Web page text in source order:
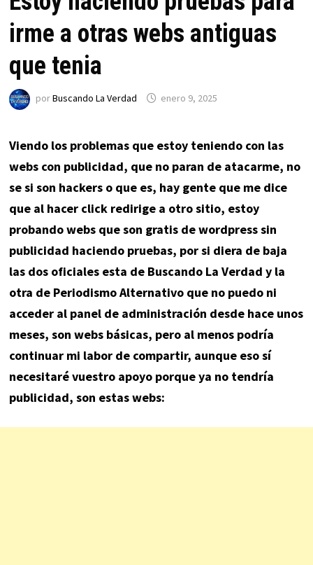
irme a otras webs antiguas
que tenia
porBuscando La Verdad enero 9, 2025
Viendo los problemas que estoy teniendo con las
webs con publicidad, que no paran de atacarme, no
se si son hackers o que es, hay gente que me dice
que al hacer click redirige a otro sitio, estoy
probando webs que son gratis de wordpress sin
publicidad haciendo pruebas, por si diera de baja
las dos oficiales esta de Buscando La Verdad y la
otra de Periodismo Alternativo que no puedo ni
acceder al panel de administración desde hace unos
meses, son webs básicas, pero al menos podría
continuar mi labor de compartir, aunque eso sí
necesitaré vuestro apoyo porque ya no tendría
publicidad, son estas webs: